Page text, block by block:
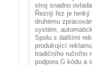
stroj snadno
Řezný řez je
druhému
systém,
Spolu s dalšími
produkující
tradičního ručního
podpora G kódu a